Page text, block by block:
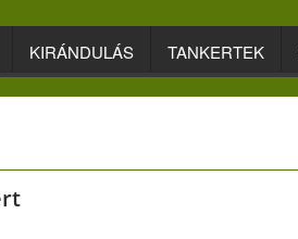
KIRÁNDULÁS TANKERTEK